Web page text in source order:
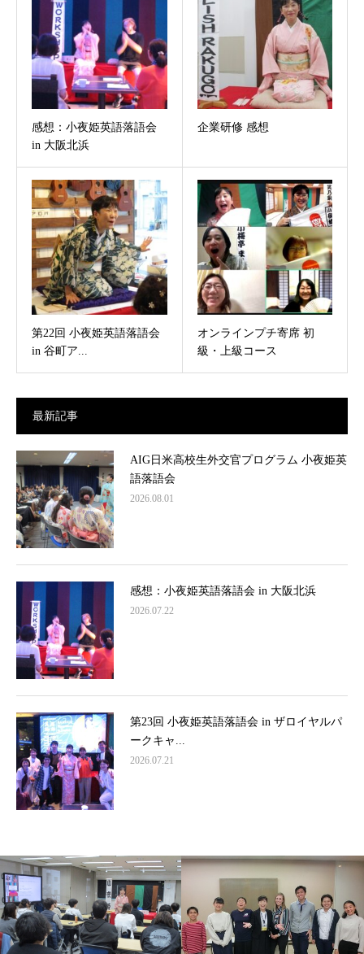
感想：小夜姫英語落語会
in 大阪北浜
企業研修 感想
第22回 小夜姫英語落語会
in 谷町ア...
オンラインプチ寄席 初
級・上級コース
最新記事
AIG日米高校生外交官プログラム 小夜姫英
語落語会
2026.08.01
感想：小夜姫英語落語会 in 大阪北浜
2026.07.22
第23回 小夜姫英語落語会 in ザロイヤルパ
ークキャ...
2026.07.21